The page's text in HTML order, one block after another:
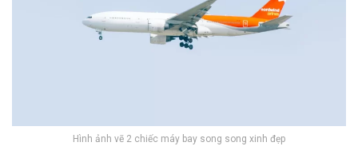
Hình ảnh vẽ 2 chiếc máy bay song song xinh đẹp